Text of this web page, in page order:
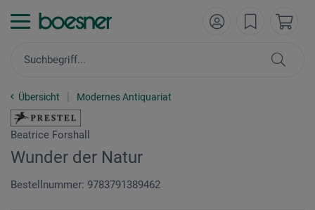
Übersicht Modernes Antiquariat
Beatrice Forshall
Wunder der Natur
Bestellnummer: 9783791389462